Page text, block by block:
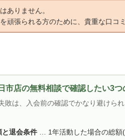
ありません。
頑張られる方のために、貴重な口コ
市店の無料相談で確認したい3つ
敗は、入会前の確認でかなり避けら
と退会条件… 1年活動した場合の総額(